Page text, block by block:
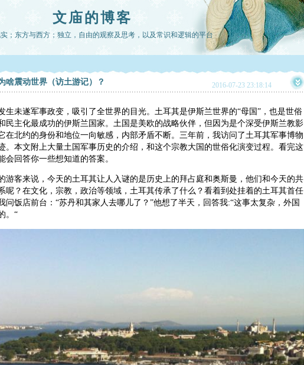
文庙的博客
；东方与西方；独立，自由的观察及思考，以及常识和逻辑的平台
啥震动世界（访土游记）？ 2016-07-23 23:18:14
生未遂军事政变，吸引了全世界的目光。 土耳其是伊斯兰世界的“母国”，也是世俗
民主化最成功的伊斯兰国家。土国是美欧的战略伙伴，但因为是个深受伊斯兰教影
在北约的身份和地位一向敏感，内部矛盾不断。 三年前，我访问了土耳其军事博物
。本文附上大量土国军事历史的介绍，和这个宗教大国的世俗化演变过程。看完这
会回答你一些想知道的答案。
游客来说，今天的土耳其让人入谜的是历史上的拜占庭和奥斯曼，他们和今天的共
呢？ 在文化，宗教， 政治等领域，土耳其传承了什么？ 看着到处挂着的土耳其首任
问饭店前台： “苏丹和其家人去哪儿了？ ”他想了半天， 回答我:“这事太复杂，外国
。 “